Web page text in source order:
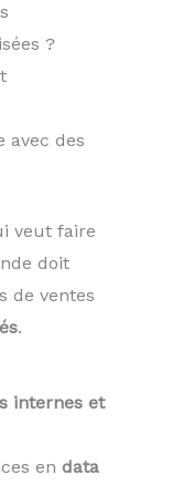
?
avec des
veut faire
doit
de ventes
.
internes et
en data